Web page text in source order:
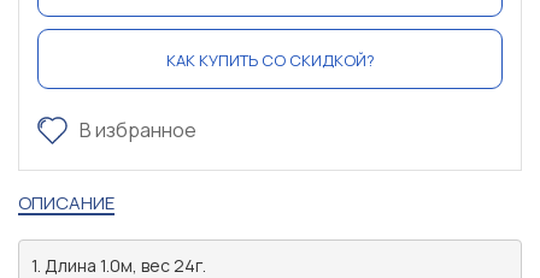
КАК КУПИТЬ СО СКИДКОЙ?
В избранное
ОПИСАНИЕ
1. Длина 1.0м, вес 24г.